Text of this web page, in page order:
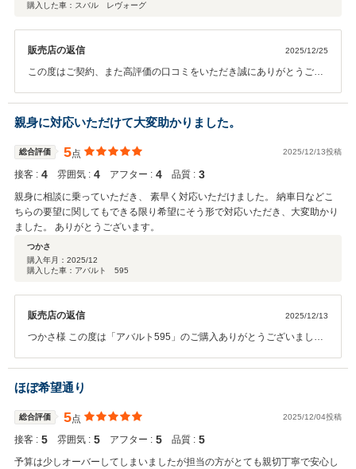
購入した車：スバル レヴォーグ
販売店の返信 2025/12/25
この度はご契約、また高評価の口コミをいただき誠にありがとうござ
のご準備等、迅速にご対応いただきありがとうございました。素敵な
カーライフをお過ごしくださいませ。
親身に対応いただけて大変助かりました。
総合評価 5点 2025/12/13投稿
接客 : 4 雰囲気 : 4 アフター : 4 品質 : 3
親身に相談に乗っていただき、 素早く対応いただけました。 納車日などこ
ちらの要望に関してもできる限り希望にそう形で対応いただき、大変助かり
ました。 ありがとうございます。
つかさ
購入年月： 2025/12
購入した車：アバルト 595
販売店の返信 2025/12/13
つかさ様 この度は「アバルト595」のご購入ありがとうございまし
らもお客様に寄り添ったご提案や接客が出来るよう努めて参ります！
今後とも末永くよろしくお願いします。
ほぼ希望通り
総合評価 5点 2025/12/04投稿
接客 : 5 雰囲気 : 5 アフター : 5 品質 : 5
予算は少しオーバーしてしまいましたが担当の方がとても親切丁寧で安心し